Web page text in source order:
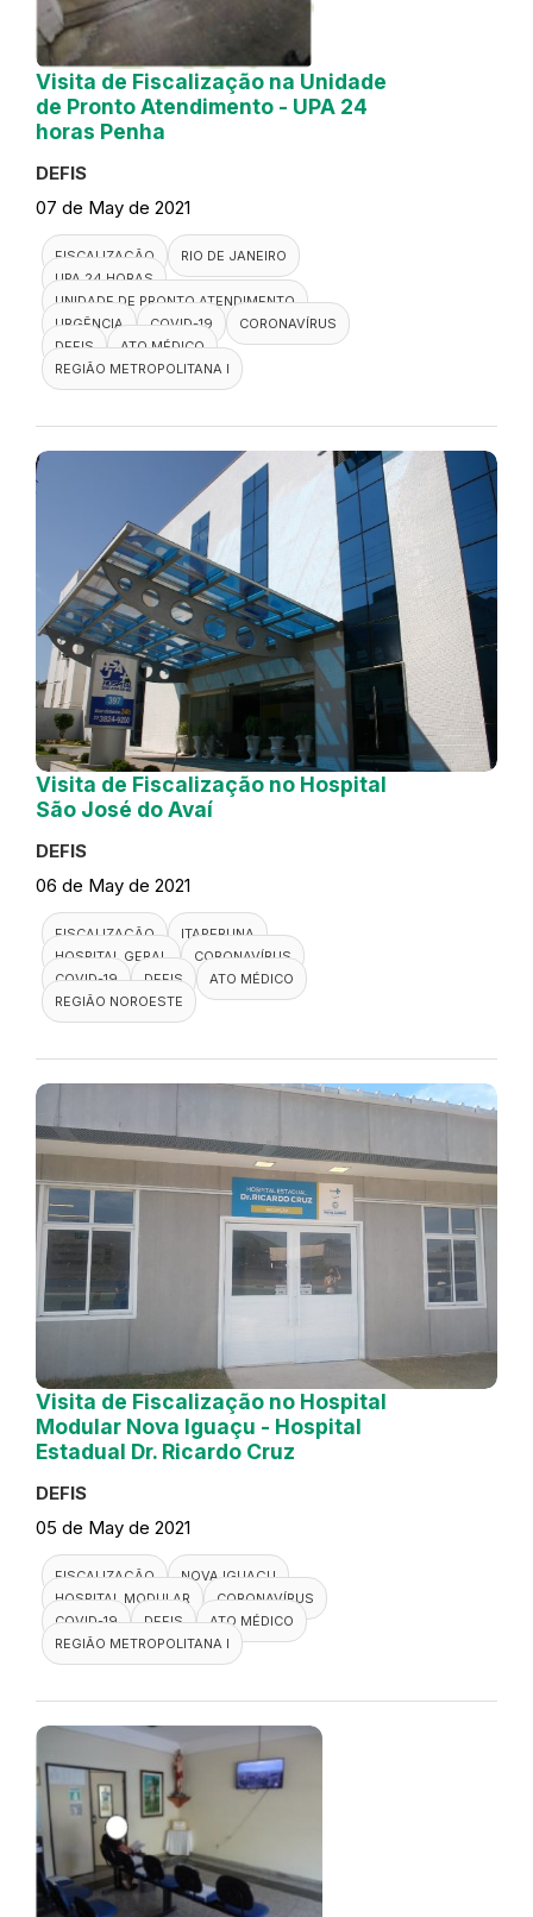
Visita de Fiscalização na Unidade
de Pronto Atendimento - UPA 24
horas Penha
DEFIS
07 de May de 2021
FISCALIZAÇÃO
RIO DE JANEIRO
UPA 24 HORAS
UNIDADE DE PRONTO ATENDIMENTO
URGÊNCIA
COVID-19
CORONAVÍRUS
DEFIS
ATO MÉDICO
REGIÃO METROPOLITANA I
Visita de Fiscalização no Hospital
São José do Avaí
DEFIS
06 de May de 2021
FISCALIZAÇÃO
ITAPERUNA
HOSPITAL GERAL
CORONAVÍRUS
COVID-19
DEFIS
ATO MÉDICO
REGIÃO NOROESTE
Visita de Fiscalização no Hospital
Modular Nova Iguaçu - Hospital
Estadual Dr. Ricardo Cruz
DEFIS
05 de May de 2021
FISCALIZAÇÃO
NOVA IGUAÇU
HOSPITAL MODULAR
CORONAVÍRUS
COVID-19
DEFIS
ATO MÉDICO
REGIÃO METROPOLITANA I